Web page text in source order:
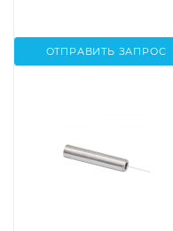
ОТПРАВИТЬ ЗАПРОС